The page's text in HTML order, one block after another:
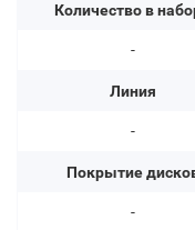
Количество в
-
Линия
-
Покрытие
-